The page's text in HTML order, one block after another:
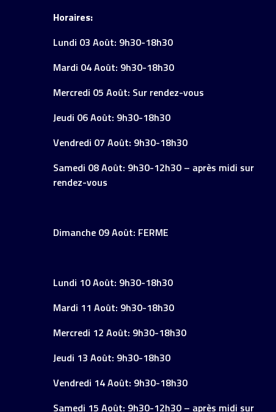
Horaires:
Lundi 03 Août: 9h30-18h30
Mardi 04 Août: 9h30-18h30
Mercredi 05 Août: Sur rendez-vous
Jeudi 06 Août: 9h30-18h30
Vendredi 07 Août: 9h30-18h30
Samedi 08 Août: 9h30-12h30 – après midi sur
rendez-vous
Dimanche 09 Août: FERME
Lundi 10 Août: 9h30-18h30
Mardi 11 Août: 9h30-18h30
Mercredi 12 Août: 9h30-18h30
Jeudi 13 Août: 9h30-18h30
Vendredi 14 Août: 9h30-18h30
Samedi 15 Août: 9h30-12h30 – après midi sur